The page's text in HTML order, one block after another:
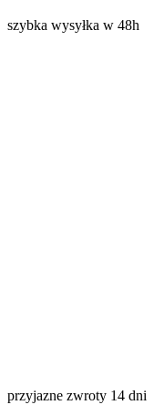
szybka wysyłka w 48h
przyjazne zwroty 14 dni